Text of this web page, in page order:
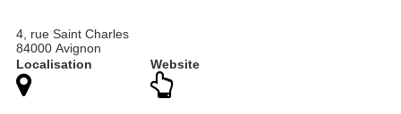
4, rue Saint Charles
84000 Avignon
Localisation
Website